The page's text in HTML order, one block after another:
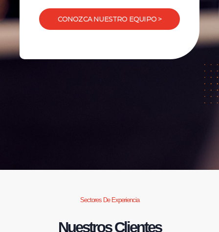
CONOZCA NUESTRO EQUIPO >
Sectores De Experiencia
Nuestros Clientes